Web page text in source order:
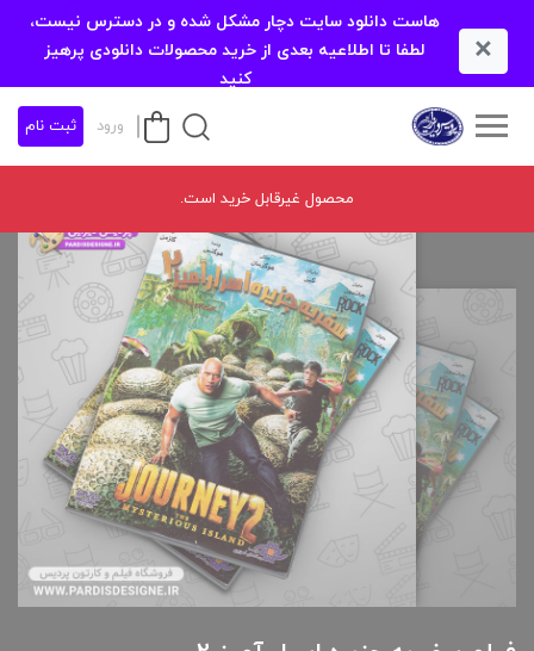
×
هاست دانلود سایت دچار مشکل شده و در دسترس نیست،
لطفا تا اطلاعیه بعدی از خرید محصولات دانلودی پرهیز
کنید
ورود ثبت نام
محصول غیرقابل خرید است.